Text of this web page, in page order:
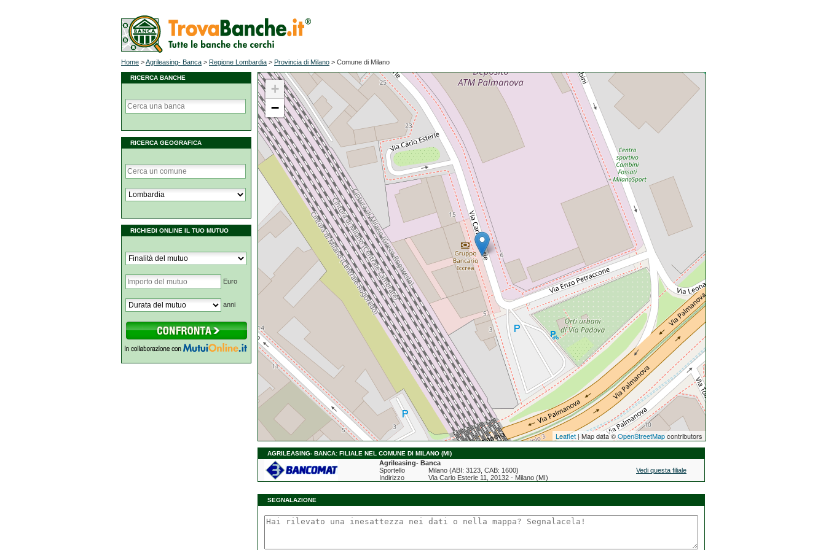
Home >Agrileasing- Banca > Regione Lombardia > Provincia di Milano > Comune di Milano
RICERCA BANCHE
RICERCA GEOGRAFICA
RICHIEDI ONLINE IL TUO MUTUO
Euro
anni
+
−
Leaflet | Map data ©OpenStreetMapcontributors
AGRILEASING- BANCA: FILIALE NEL COMUNE DI MILANO (MI)
Agrileasing- Banca
Sportello
Milano (ABI: 3123, CAB: 1600)
Indirizzo
Via Carlo Esterle 11, 20132 - Milano (MI)
Vedi questa filiale
SEGNALAZIONE